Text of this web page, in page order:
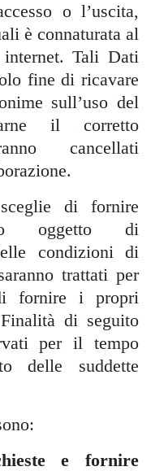
o l’uscita,
è connaturata al
Tali Dati
fine di ricavare
sull’uso del
il corretto
cancellati
di fornire
oggetto di
condizioni di
trattati per
fornire i propri
di seguito
per il tempo
delle suddette
e fornire